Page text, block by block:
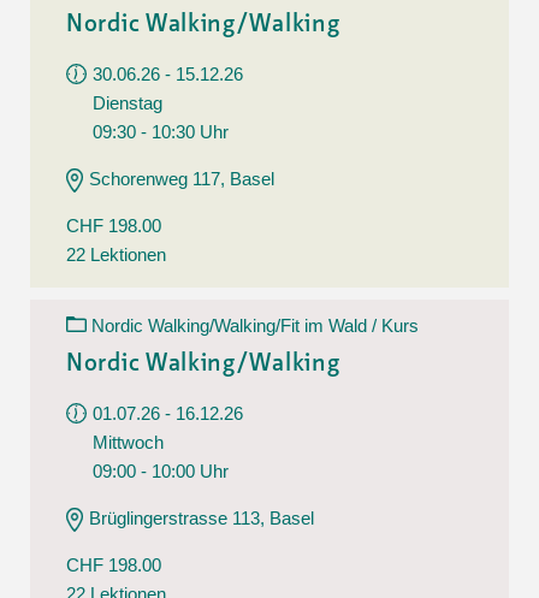
Nordic Walking/Walking
30.06.26 - 15.12.26
Dienstag
09:30 - 10:30 Uhr
Schorenweg 117, Basel
CHF 198.00
22 Lektionen
Nordic Walking/Walking/Fit im Wald / Kurs
Nordic Walking/Walking
01.07.26 - 16.12.26
Mittwoch
09:00 - 10:00 Uhr
Brüglingerstrasse 113, Basel
CHF 198.00
22 Lektionen